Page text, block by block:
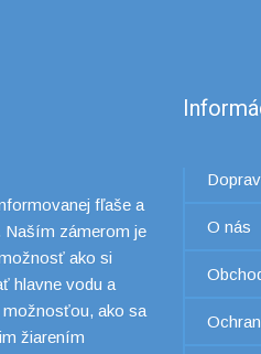
fľaše a
Naším zámerom je
ako si
hlavne vodu a
možnosťou, ako sa
žiarením
O nás